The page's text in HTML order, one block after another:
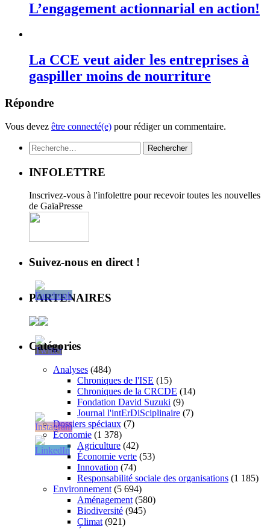
L’engagement actionnarial en action!
La CCE veut aider les entreprises à
gaspiller moins de nourriture
Répondre
Vous devez être connecté(e) pour rédiger un commentaire.
Rechercher :
INFOLETTRE
Inscrivez-vous à l'infolettre pour recevoir toutes les nouvelles
de GaïaPresse
Suivez-nous en direct !
PARTENAIRES
Catégories
Analyses (484)
Chroniques de l'ISE (15)
Chroniques de la CRCDE (14)
Fondation David Suzuki (9)
Journal l'intErDiSciplinaire (7)
Dossiers spéciaux (7)
Économie (1 378)
Agriculture (42)
Économie verte (53)
Innovation (74)
Responsabilité sociale des organisations (1 185)
Environnement (5 694)
Aménagement (580)
Biodiversité (945)
Climat (921)